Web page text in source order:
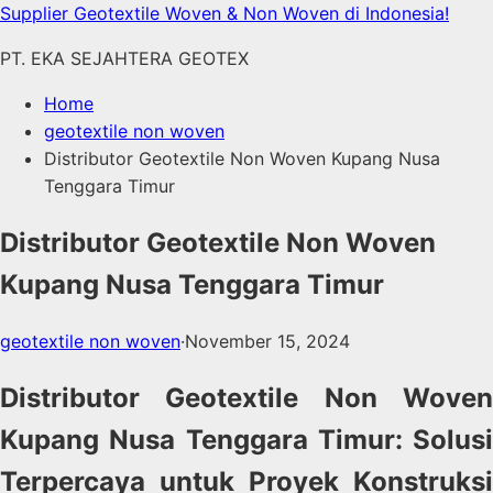
Skip
content
Supplier Geotextile Woven & Non Woven di Indonesia!
PT. EKA SEJAHTERA GEOTEX
Home
geotextile non woven
Distributor Geotextile Non Woven Kupang Nusa
Tenggara Timur
Distributor Geotextile Non Woven
Kupang Nusa Tenggara Timur
geotextile non woven·November 15, 2024
Distributor Geotextile Non Woven
Kupang Nusa Tenggara Timur: Solusi
Terpercaya untuk Proyek Konstruksi